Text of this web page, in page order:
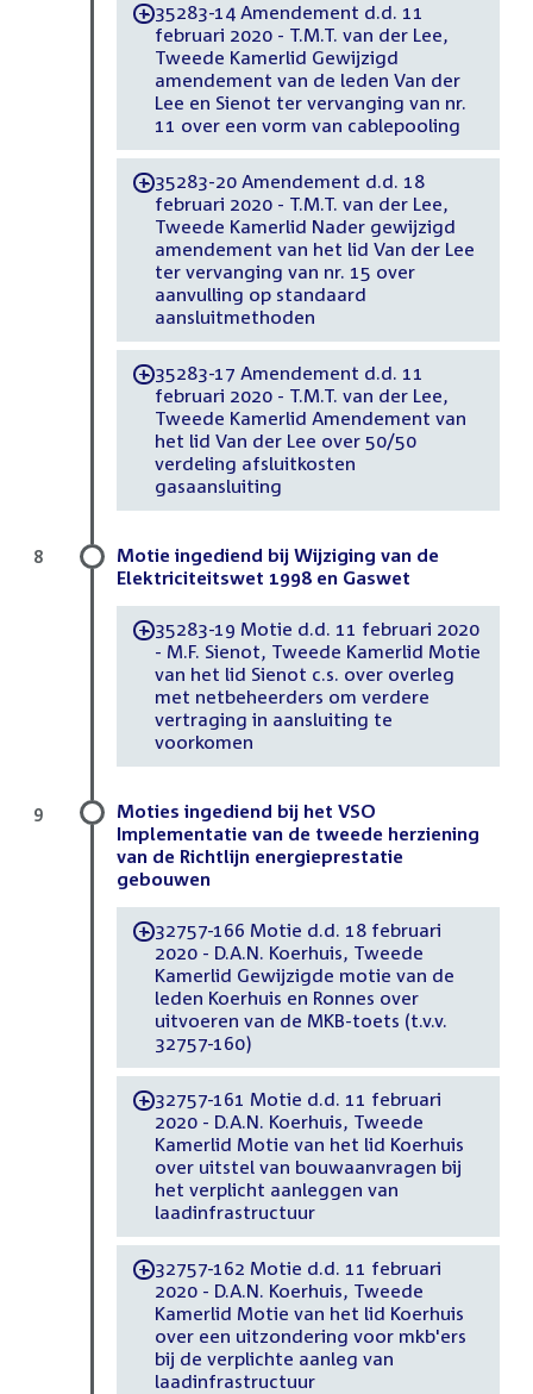
-35283-14 Amendement d.d. 11
februari 2020 - T.M.T. van der Lee,
Tweede Kamerlid Gewijzigd
amendement van de leden Van der
Lee en Sienot ter vervanging van nr.
11 over een vorm van cablepooling
-35283-20 Amendement d.d. 18
februari 2020 - T.M.T. van der Lee,
Tweede Kamerlid Nader gewijzigd
amendement van het lid Van der Lee
ter vervanging van nr. 15 over
aanvulling op standaard
aansluitmethoden
-35283-17 Amendement d.d. 11
februari 2020 - T.M.T. van der Lee,
Tweede Kamerlid Amendement van
het lid Van der Lee over 50/50
verdeling afsluitkosten
gasaansluiting
Motie ingediend bij Wijziging van de
Elektriciteitswet 1998 en Gaswet
-35283-19 Motie d.d. 11 februari 2020
- M.F. Sienot, Tweede Kamerlid Motie
van het lid Sienot c.s. over overleg
met netbeheerders om verdere
vertraging in aansluiting te
voorkomen
8
Moties ingediend bij het VSO
Implementatie van de tweede herziening
van de Richtlijn energieprestatie
gebouwen
-32757-166 Motie d.d. 18 februari
2020 - D.A.N. Koerhuis, Tweede
Kamerlid Gewijzigde motie van de
leden Koerhuis en Ronnes over
uitvoeren van de MKB-toets (t.v.v.
32757-160)
-32757-161 Motie d.d. 11 februari
2020 - D.A.N. Koerhuis, Tweede
Kamerlid Motie van het lid Koerhuis
over uitstel van bouwaanvragen bij
het verplicht aanleggen van
laadinfrastructuur
-32757-162 Motie d.d. 11 februari
2020 - D.A.N. Koerhuis, Tweede
Kamerlid Motie van het lid Koerhuis
over een uitzondering voor mkb'ers
bij de verplichte aanleg van
laadinfrastructuur
9